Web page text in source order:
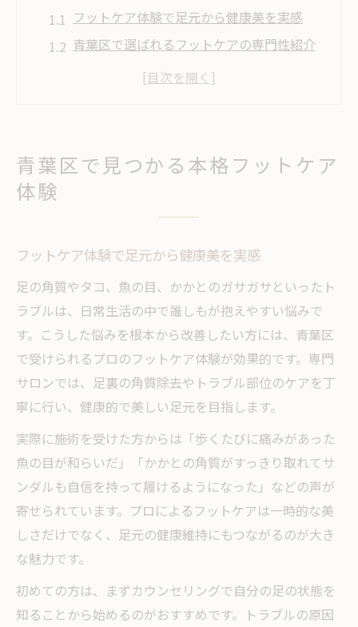
フットケア体験で足元から健康美を実感
青葉区で選ばれるフットケアの専門性紹介
アクセス便利なフットケアの探し方と特徴
足裏角質除去を求める方へ青葉区の選び方
青葉区で叶う足裏角質除去とフットケアの
口コミに注目する足裏角質除去の選び方
フットケア技術で差がつく角質ケア体験
自宅ケアと比較したサロンのフットケア効
果
プロに任せるならフットケアの注目ポイント
プロによるフットケア技術の信頼性を解説
フットケア資格者が行う施術の安心感とは
個別対応が魅力のプロフットケアの特徴
プロがすすめるフットケアサロンの選び方
たまプラーザ周辺で快適なフットケア探し
たまプラーザで通いやすいフットケアサロ
ショッピングついでのフットケアの魅力体
青葉区で見つかる本格フットケア
体験
フットケア体験で足元から健康美を実感
足の角質やタコ、魚の目、かかとのガサガサといったト
ラブルは、日常生活の中で誰しもが抱えやすい悩みで
す。こうした悩みを根本から改善したい方には、青葉区
で受けられるプロのフットケア体験が効果的です。専門
サロンでは、足裏の角質除去やトラブル部位のケアを丁
寧に行い、健康的で美しい足元を目指します。
実際に施術を受けた方からは「歩くたびに痛みがあった
魚の目が和らいだ」「かかとの角質がすっきり取れてサ
ンダルも自信を持って履けるようになった」などの声が
寄せられています。プロによるフットケアは一時的な美
しさだけでなく、足元の健康維持にもつながるのが大き
な魅力です。
初めての方は、まずカウンセリングで自分の足の状態を
知ることから始めるのがおすすめです。トラブルの原因